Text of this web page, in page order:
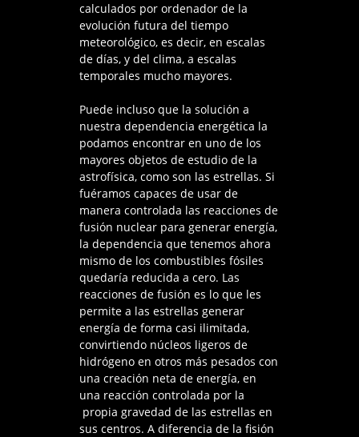
calculados por ordenador de la
evolución futura del tiempo
meteorológico, es decir, en escalas
de días, y del clima, a escalas
temporales mucho mayores.
Puede incluso que la solución a
nuestra dependencia energética la
podamos encontrar en uno de los
mayores objetos de estudio de la
astrofísica, como son las estrellas. Si
fuéramos capaces de usar de
manera controlada las reacciones de
fusión nuclear para generar energía,
la dependencia que tenemos ahora
mismo de los combustibles fósiles
quedaría reducida a cero. Las
reacciones de fusión es lo que les
permite a las estrellas generar
energía de forma casi ilimitada,
convirtiendo núcleos ligeros de
hidrógeno en otros más pesados con
una creación neta de energía, en
una reacción controlada por la
propia gravedad de las estrellas en
sus centros. A diferencia de la fisión